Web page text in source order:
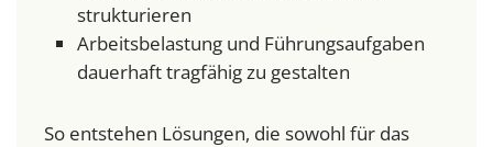
strukturieren
Arbeitsbelastung und Führungsaufgaben
dauerhaft tragfähig zu gestalten
So entstehen Lösungen, die sowohl für das